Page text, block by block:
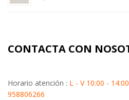
CONTACTA CON
Horario atención : L - V 10:00 - 14:00
958806266